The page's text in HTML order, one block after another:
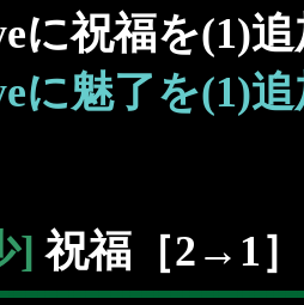
に祝福を(1)
に魅了を(1)
]祝福［2→1］